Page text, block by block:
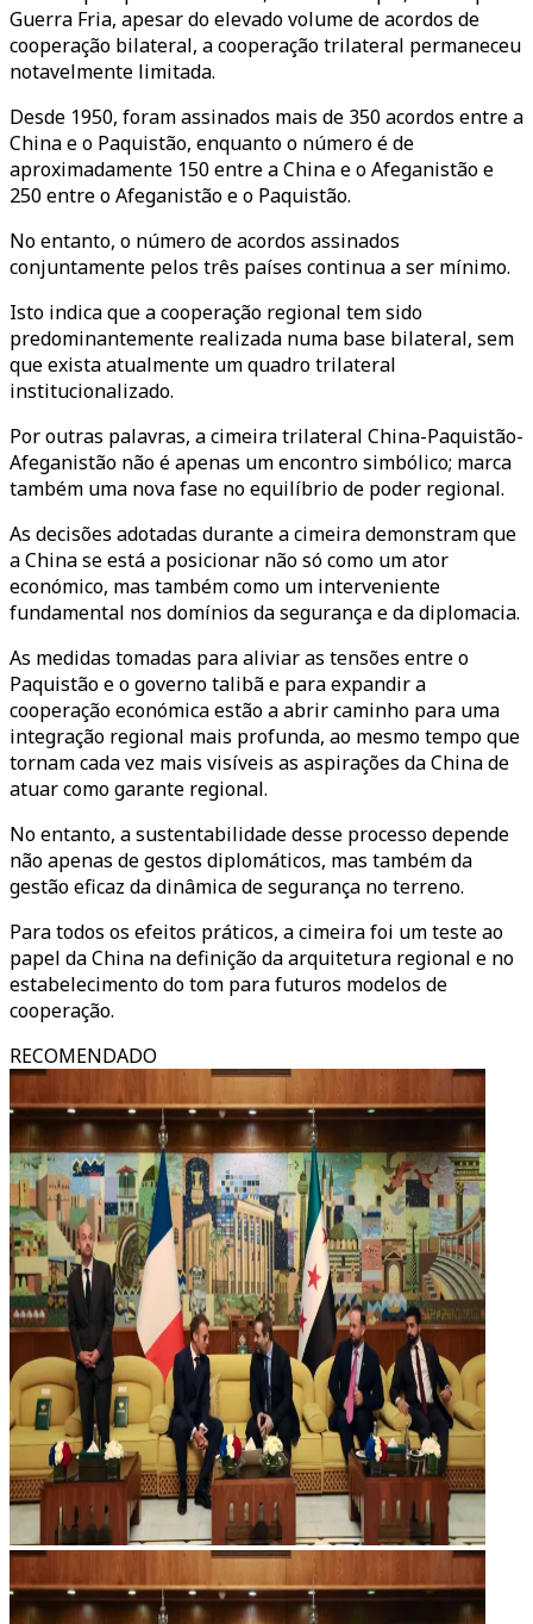
Guerra Fria, apesar do elevado volume de acordos de
cooperação bilateral, a cooperação trilateral permaneceu
notavelmente limitada.
Desde 1950, foram assinados mais de 350 acordos entre a
China e o Paquistão, enquanto o número é de
aproximadamente 150 entre a China e o Afeganistão e
250 entre o Afeganistão e o Paquistão.
No entanto, o número de acordos assinados
conjuntamente pelos três países continua a ser mínimo.
Isto indica que a cooperação regional tem sido
predominantemente realizada numa base bilateral, sem
que exista atualmente um quadro trilateral
institucionalizado.
Por outras palavras, a cimeira trilateral China-Paquistão-
Afeganistão não é apenas um encontro simbólico; marca
também uma nova fase no equilíbrio de poder regional.
As decisões adotadas durante a cimeira demonstram que
a China se está a posicionar não só como um ator
económico, mas também como um interveniente
fundamental nos domínios da segurança e da diplomacia.
As medidas tomadas para aliviar as tensões entre o
Paquistão e o governo talibã e para expandir a
cooperação económica estão a abrir caminho para uma
integração regional mais profunda, ao mesmo tempo que
tornam cada vez mais visíveis as aspirações da China de
atuar como garante regional.
No entanto, a sustentabilidade desse processo depende
não apenas de gestos diplomáticos, mas também da
gestão eficaz da dinâmica de segurança no terreno.
Para todos os efeitos práticos, a cimeira foi um teste ao
papel da China na definição da arquitetura regional e no
estabelecimento do tom para futuros modelos de
cooperação.
RECOMENDADO